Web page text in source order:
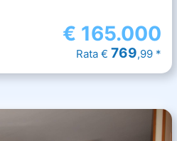
€ 165.000
Rata € 769,99 *